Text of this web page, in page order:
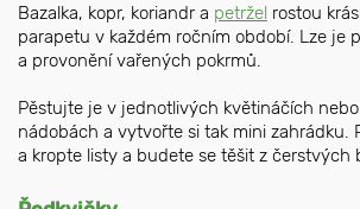
Bazalka, kopr, koriandr a petržel rostou
parapetu v každém ročním období. Lze je
a provonění vařených pokrmů.
Pěstujte je v jednotlivých květináčích
nádobách a vytvořte si tak mini zahrádku.
a kropte listy a budete se těšit z čerstvých